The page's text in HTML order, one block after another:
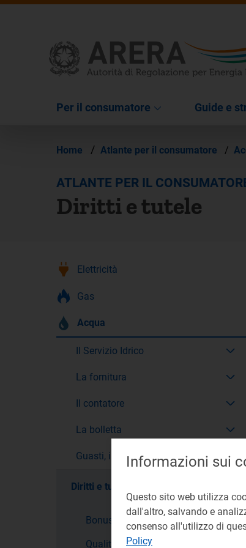
Per il consumatore Guide e
Home / Atlante per il consumatore /
ATLANTE PER IL
Diritti e tutele
Elettricità
Gas
Acqua
Il Servizio Idrico
La fornitura
Il contatore
La bolletta
Guasti, interruzioni e sicurezza
Diritti e tutele
Bonus acqua
Qualità del servizio
Informazioni sui
Questo sito web utilizza
dall'altro, salvando e
consenso all'utilizzo di
Policy